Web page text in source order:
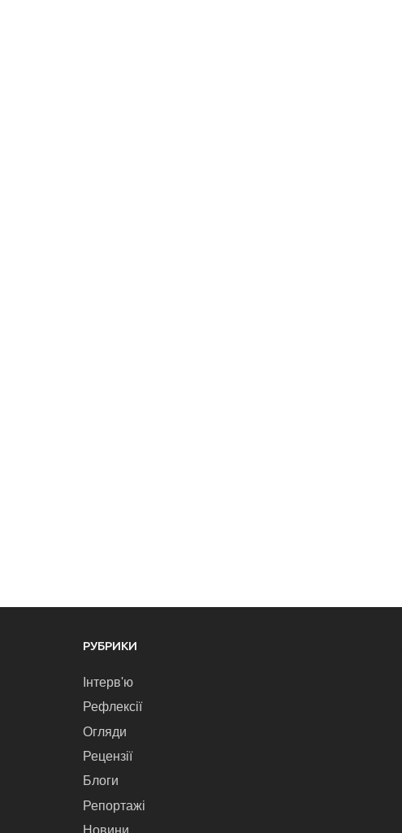
РУБРИКИ
Інтерв'ю
Рефлексії
Огляди
Рецензії
Блоги
Репортажі
Новини